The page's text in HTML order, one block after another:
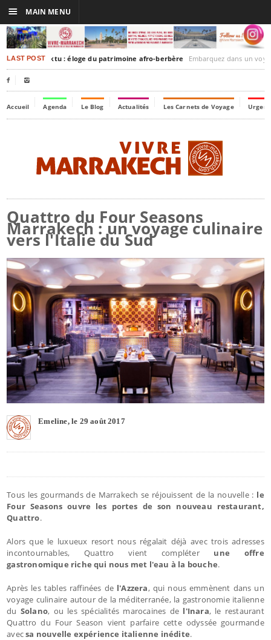
LAST POST
Timbuktu : éloge du patrimoine afro-berbère Embarquez dans un voyage culturel dans le
 
Accueil Agenda Le Blog Actualités Les Carnets de Voyage
Quattro du Four Seasons
Marrakech : un voyage culinaire
vers l'Italie du Sud
Emeline, le 29 août 2017
Tous les gourmands de Marrakech se réjouissent de la nouvelle : le
Four Seasons ouvre les portes de son nouveau restaurant,
Quattro.
Alors que le luxueux resort nous régalait déjà avec trois adresses
incontournables, Quattro vient compléterune offre
gastronomique riche qui nous met l'eau à la bouche.
Après les tables raffinées de l'Azzera, qui nous emmènent dans un
voyage culinaire autour de la méditerranée, la gastronomie italienne
du Solano, ou les spécialités marocaines de l'Inara, le restaurant
Quattro du Four Season vient parfaire cette odyssée gourmande
avecsa nouvelle expérience italienne inédite.
☰ MAIN MENU